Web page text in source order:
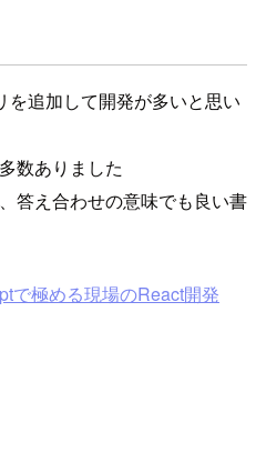
を追加して開発が多いと思い
数ありました
答え合わせの意味でも良い書
で極める現場のReact開発